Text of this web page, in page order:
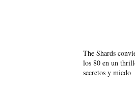
The Shards
los 80 en un
secretos y miedo